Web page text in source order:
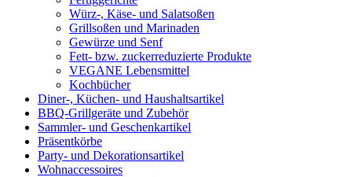
Würz-, Käse- und Salatsoßen
Grillsoßen und Marinaden
Gewürze und Senf
Fett- bzw. zuckerreduzierte Produkte
VEGANE Lebensmittel
Kochbücher
Diner-, Küchen- und Haushaltsartikel
BBQ-Grillgeräte und Zubehör
Sammler- und Geschenkartikel
Präsentkörbe
Party- und Dekorationsartikel
Wohnaccessoires